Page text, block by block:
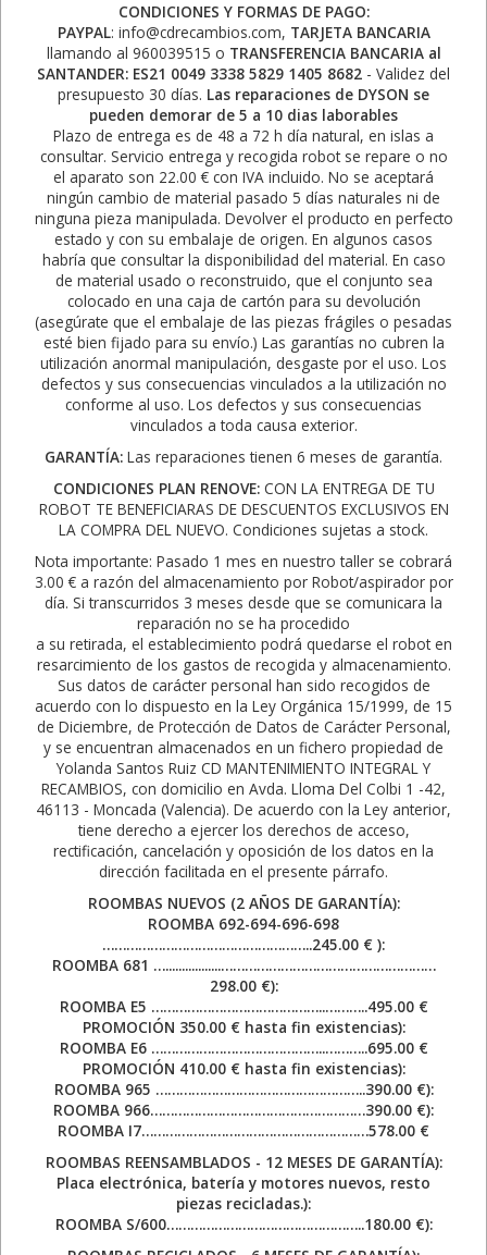
CONDICIONES Y FORMAS DE PAGO:
PAYPAL: info@cdrecambios.com, TARJETA BANCARIA
llamando al 960039515 o TRANSFERENCIA BANCARIA al
SANTANDER: ES21 0049 3338 5829 1405 8682 - Validez del
presupuesto 30 días. Las reparaciones de DYSON se
pueden demorar de 5 a 10 dias laborables
Plazo de entrega es de 48 a 72 h día natural, en islas a
consultar. Servicio entrega y recogida robot se repare o no
el aparato son 22.00 € con IVA incluido. No se aceptará
ningún cambio de material pasado 5 días naturales ni de
ninguna pieza manipulada. Devolver el producto en perfecto
estado y con su embalaje de origen. En algunos casos
habría que consultar la disponibilidad del material. En caso
de material usado o reconstruido, que el conjunto sea
colocado en una caja de cartón para su devolución
(asegúrate que el embalaje de las piezas frágiles o pesadas
esté bien fijado para su envío.) Las garantías no cubren la
utilización anormal manipulación, desgaste por el uso. Los
defectos y sus consecuencias vinculados a la utilización no
conforme al uso. Los defectos y sus consecuencias
vinculados a toda causa exterior.
GARANTÍA: Las reparaciones tienen 6 meses de garantía.
CONDICIONES PLAN RENOVE:CON LA ENTREGA DE TU
ROBOT TE BENEFICIARAS DE DESCUENTOS EXCLUSIVOS EN
LA COMPRA DEL NUEVO. Condiciones sujetas a stock.
Nota importante: Pasado 1 mes en nuestro taller se cobrará
3.00 € a razón del almacenamiento por Robot/aspirador por
día. Si transcurridos 3 meses desde que se comunicara la
reparación no se ha procedido
a su retirada, el establecimiento podrá quedarse el robot en
resarcimiento de los gastos de recogida y almacenamiento.
Sus datos de carácter personal han sido recogidos de
acuerdo con lo dispuesto en la Ley Orgánica 15/1999, de 15
de Diciembre, de Protección de Datos de Carácter Personal,
y se encuentran almacenados en un fichero propiedad de
Yolanda Santos Ruiz CD MANTENIMIENTO INTEGRAL Y
RECAMBIOS, con domicilio en Avda. Lloma Del Colbi 1 -42,
46113 - Moncada (Valencia). De acuerdo con la Ley anterior,
tiene derecho a ejercer los derechos de acceso,
rectificación, cancelación y oposición de los datos en la
dirección facilitada en el presente párrafo.
ROOMBAS NUEVOS (2 AÑOS DE GARANTÍA):
ROOMBA 692-694-696-698
……………………………………………..245.00 € ):
ROOMBA 681 ….................………………………………………………
298.00 €):
ROOMBA E5 ……………………………………..………..495.00 €
PROMOCIÓN 350.00 € hasta fin existencias):
ROOMBA E6 ……………………………………..………..695.00 €
PROMOCIÓN 410.00 € hasta fin existencias):
ROOMBA 965 ……………………………………………..390.00 €):
ROOMBA 966………………………………………………390.00 €):
ROOMBA I7…………………………………………………578.00 €
ROOMBAS REENSAMBLADOS - 12 MESES DE GARANTÍA):
Placa electrónica, batería y motores nuevos, resto
piezas recicladas.):
ROOMBA S/600…………………………………………..180.00 €):